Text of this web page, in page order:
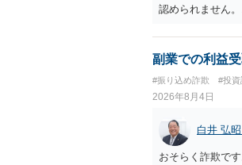
認められません
ば、弁護士へ依
副業での利益
#振り込め詐欺 #投資
2026年8月4日
白井 弘昭
おそらく詐欺で